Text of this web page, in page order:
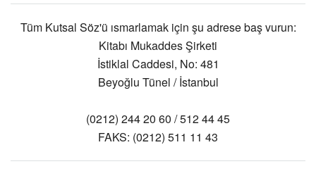
Tüm Kutsal Söz'ü ısmarlamak için şu adrese baş vurun:
Kitabı Mukaddes Şirketi
İstiklal Caddesi, No: 481
Beyoğlu Tünel / İstanbul
(0212) 244 20 60 / 512 44 45
FAKS: (0212) 511 11 43